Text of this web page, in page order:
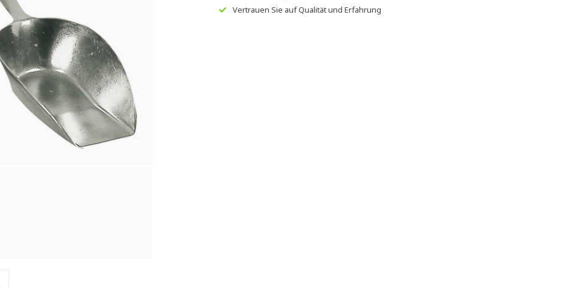
Vertrauen Sie aufQualität und Erfahrung